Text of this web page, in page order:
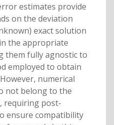
estimates provide
on the deviation
exact solution
the appropriate
them fully agnostic to
employed to obtain
numerical
not belong to the
requiring post-
ensure compatibility